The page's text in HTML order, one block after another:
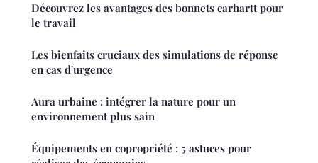
Découvrez les avantages des bonnets carhartt pour
le travail
Les bienfaits cruciaux des simulations de réponse
en cas d'urgence
Aura urbaine : intégrer la nature pour un
environnement plus sain
Équipements en copropriété : 5 astuces pour